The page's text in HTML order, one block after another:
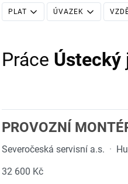
PLAT ÚVAZEK
Práce Ústecký
PROVOZNÍ
Severočeská servisní a.s. ·
32 600 Kč